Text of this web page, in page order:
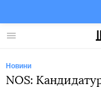
Меню
Новини
NOS: